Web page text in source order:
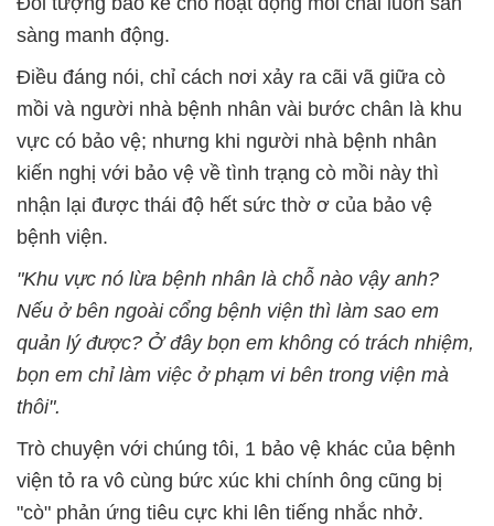
sàng manh động.
Điều đáng nói, chỉ cách nơi xảy ra cãi vã giữa cò
mồi và người nhà bệnh nhân vài bước chân là khu
vực có bảo vệ; nhưng khi người nhà bệnh nhân
kiến nghị với bảo vệ về tình trạng cò mồi này thì
nhận lại được thái độ hết sức thờ ơ của bảo vệ
bệnh viện.
"Khu vực nó lừa bệnh nhân là chỗ nào vậy anh?
Nếu ở bên ngoài cổng bệnh viện thì làm sao em
quản lý được? Ở đây bọn em không có trách nhiệm,
bọn em chỉ làm việc ở phạm vi bên trong viện mà
thôi".
Trò chuyện với chúng tôi, 1 bảo vệ khác của bệnh
viện tỏ ra vô cùng bức xúc khi chính ông cũng bị
"cò" phản ứng tiêu cực khi lên tiếng nhắc nhở.